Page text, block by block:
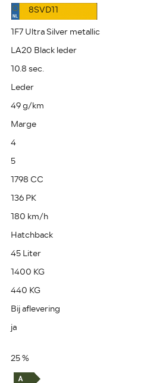
8SVD11
1F7 Ultra Silver metallic
LA20 Black leder
10.8 sec.
Leder
49 g/km
Marge
4
5
1798 CC
136 PK
180 km/h
Hatchback
45 Liter
1400 KG
440 KG
Bij aflevering
ja
25 %